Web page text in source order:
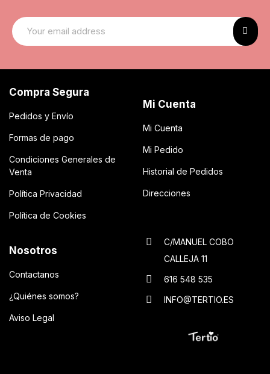
Compra Segura
Pedidos y Envío
Formas de pago
Condiciones Generales de
Venta
Política Privacidad
Política de Cookies
Mi Cuenta
Mi Cuenta
Mi Pedido
Historial de Pedidos
Direcciones
Nosotros
Contactanos
¿Quiénes somos?
Aviso Legal
C/MANUEL COBO
CALLEJA 11
616 548 535
INFO@TERTIO.ES